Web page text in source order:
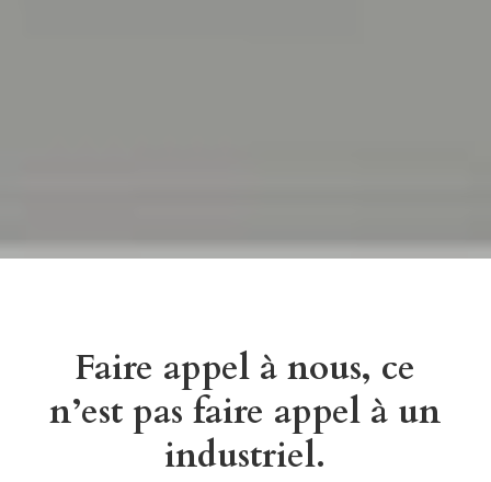
Faire appel à nous, ce
n’est pas faire appel à un
industriel.